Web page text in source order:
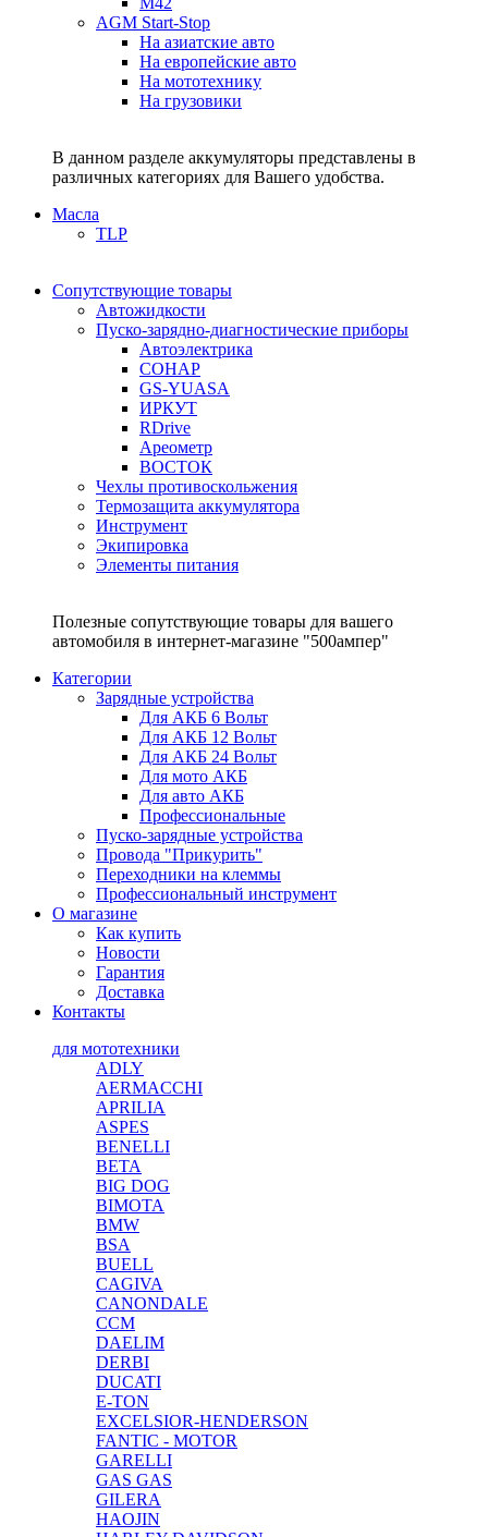
AGM Start-Stop
На азиатские авто
На европейские авто
На мототехнику
На грузовики
В данном разделе аккумуляторы представлены в
различных категориях для Вашего удобства.
Масла
TLP
Сопутствующие товары
Автожидкости
Пуско-зарядно-диагностические приборы
Автоэлектрика
СОНАР
GS-YUASA
ИРКУТ
RDrive
Ареометр
ВОСТОК
Чехлы противоскольжения
Термозащита аккумулятора
Инструмент
Экипировка
Элементы питания
Полезные сопутствующие товары для вашего
автомобиля в интернет-магазине "500ампер"
Категории
Зарядные устройства
Для АКБ 6 Вольт
Для АКБ 12 Вольт
Для АКБ 24 Вольт
Для мото АКБ
Для авто АКБ
Профессиональные
Пуско-зарядные устройства
Провода "Прикурить"
Переходники на клеммы
Профессиональный инструмент
О магазине
Как купить
Новости
Гарантия
Доставка
Контакты
для мототехники
ADLY
AERMACCHI
APRILIA
ASPES
BENELLI
BETA
BIG DOG
BIMOTA
BMW
BSA
BUELL
CAGIVA
CANONDALE
CCM
DAELIM
DERBI
DUCATI
E-TON
EXCELSIOR-HENDERSON
FANTIC - MOTOR
GARELLI
GAS GAS
GILERA
HAOJIN